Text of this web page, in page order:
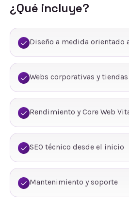
¿Qué incluye?
Diseño a medida orientado
Webs corporativas y
Rendimiento y Core Web
SEO técnico desde el inicio
Mantenimiento y soporte